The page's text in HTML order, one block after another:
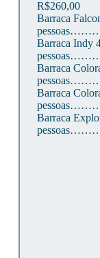
R$260,00
Barraca
Barraca Indy
Barraca
Barraca
Barraca